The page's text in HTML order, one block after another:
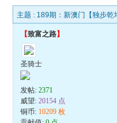
主题 : 189期：新澳门【独步
【致富之路】
圣骑士
发帖:2371
威望:20154 点
铜币: 10209 枚